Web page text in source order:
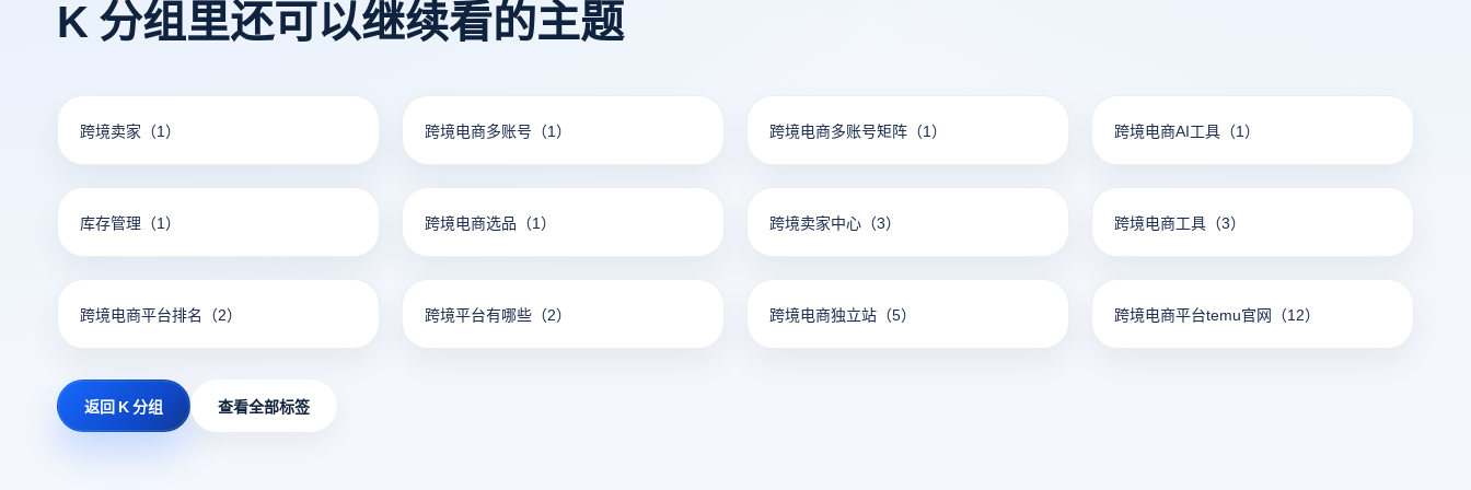
K 分组里还可以继续看的主题
跨境卖家 （1） 跨境电商多账号 （1） 跨境电商多账号矩阵 （1） 跨境电商AI工具 （1）
库存管理 （1） 跨境电商选品 （1） 跨境卖家中心 （3） 跨境电商工具 （3）
跨境电商平台排名 （2） 跨境平台有哪些 （2） 跨境电商独立站 （5） 跨境电商平台temu官网 （12）
返回 K 分组 查看全部标签